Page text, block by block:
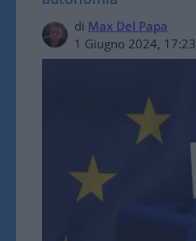
di Max Del Papa
1 Giugno 2024, 17:23